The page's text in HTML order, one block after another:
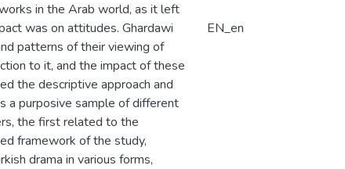
in the Arab world, as it left
was on attitudes. Ghardawi
patterns of their viewing of
to it, and the impact of these
the descriptive approach and
a purposive sample of different
the first related to the
framework of the study,
drama in various forms,
EN_en